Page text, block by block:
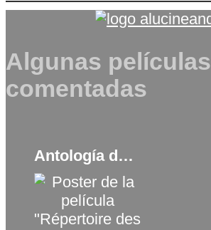
Algunas películas
comentadas
Antología de un pueblo fantasma (2019)